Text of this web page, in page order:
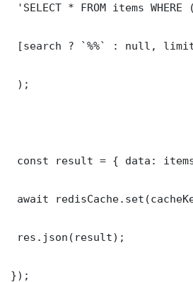
'SELECT * FROM items
[search ? `%%` : null,
);
const result = { data:
await
res.json(result);
});